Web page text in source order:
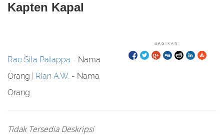
Kapten Kapal
BAGIKAN:
Rae Sita Patappa - Nama
Orang
Rian A.W. - Nama
Orang
Tidak Tersedia Deskripsi